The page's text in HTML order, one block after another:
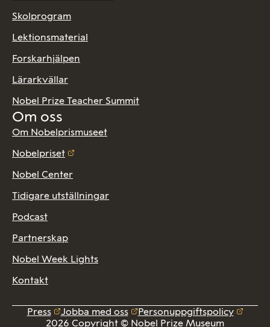
Skolprogram
Lektionsmaterial
Forskarhjälpen
Lärarkvällar
Nobel Prize Teacher Summit
Om oss
Om Nobelprismuseet
Nobelpriset
Nobel Center
Tidigare utställningar
Podcast
Partnerskap
Nobel Week Lights
Kontakt
Press Jobba med oss
Personuppgiftspolicy
2026 Copyright © Nobel Prize Museum